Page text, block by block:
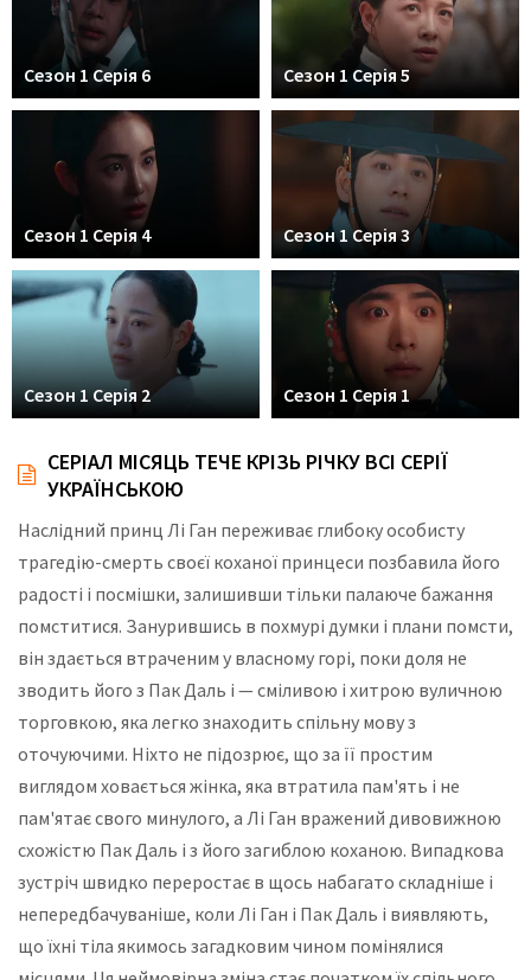
Сезон 1 Серія 6 Сезон 1 Серія 5
Сезон 1 Серія 4 Сезон 1 Серія 3
Сезон 1 Серія 2 Сезон 1 Серія 1
СЕРІАЛ МІСЯЦЬ ТЕЧЕ КРІЗЬ РІЧКУ ВСІ СЕРІЇ
УКРАЇНСЬКОЮ
Наслідний принц Лі Ган переживає глибоку особисту
трагедію-смерть своєї коханої принцеси позбавила його
радості і посмішки, залишивши тільки палаюче бажання
помститися. Занурившись в похмурі думки і плани помсти,
він здається втраченим у власному горі, поки доля не
зводить його з Пак Даль і — сміливою і хитрою вуличною
торговкою, яка легко знаходить спільну мову з
оточуючими. Ніхто не підозрює, що за її простим
виглядом ховається жінка, яка втратила пам'ять і не
пам'ятає свого минулого, а Лі Ган вражений дивовижною
схожістю Пак Даль і з його загиблою коханою. Випадкова
зустріч швидко переростає в щось набагато складніше і
непередбачуваніше, коли Лі Ган і Пак Даль і виявляють,
що їхні тіла якимось загадковим чином помінялися